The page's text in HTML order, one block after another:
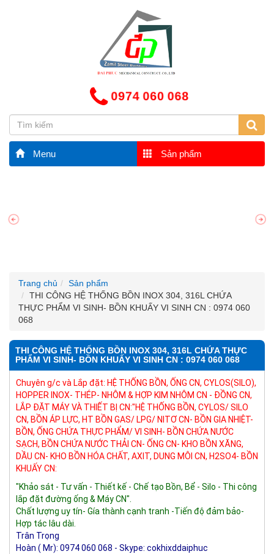
0974 060 068
Menu Sản phẩm
Trang chủ
Sản phẩm
THI CÔNG HỆ THỐNG BỒN INOX 304, 316L CHỨA
THỰC PHẨM VI SINH- BỒN KHUẤY VI SINH CN : 0974 060
068
THI CÔNG HỆ THỐNG BỒN INOX 304, 316L CHỨA THỰC
PHẨM VI SINH- BỒN KHUẤY VI SINH CN : 0974 060 068
Chuyên g/c và Lắp đặt: HỆ THỐNG BỒN, ỐNG CN, CYLOS(SILO),
HOPPER INOX- THÉP- NHÔM & HỢP KIM NHÔM CN - ĐỒNG CN,
LẮP ĐẶT MÁY VÀ THIẾT BỊ CN:"HỆ THỐNG BỒN, CYLOS/ SILO
CN, BỒN ÁP LỰC, HT BỒN GAS/ LPG/ NITƠ CN- BỒN GIA NHIỆT-
BỒN, ỐNG CHỨA THỰC PHẨM/ VI SINH- BỒN CHỨA NƯỚC
SẠCH, BỒN CHỨA NƯỚC THẢI CN- ỐNG CN- KHO BỒN XĂNG,
DẦU CN- KHO BỒN HÓA CHẤT, AXIT, DUNG MÔI CN, H2SO4- BỒN
KHUẤY CN:
"Khảo sát - Tư vấn - Thiết kế - Chế tạo Bồn, Bể - Silo - Thi công
lắp đặt đường ống & Máy CN".
Chất lượng uy tín- Gía thành cạnh tranh -Tiến độ đảm bảo-
Hợp tác lâu dài.
Trân Trọng
Hoàn ( Mr): 0974 060 068 - Skype: cokhixddaiphuc